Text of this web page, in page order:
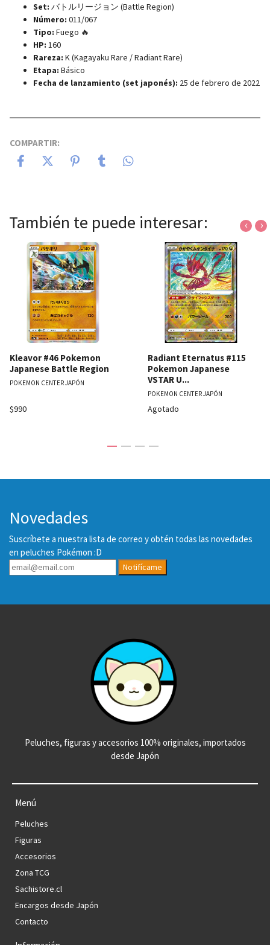
Set: バトルリージョン (Battle Region)
Número: 011/067
Tipo: Fuego 🔥
HP: 160
Rareza: K (Kagayaku Rare / Radiant Rare)
Etapa: Básico
Fecha de lanzamiento (set japonés): 25 de febrero de 2022
COMPARTIR:
También te puede interesar:
Kleavor #46 Pokemon
Japanese Battle Region
POKEMON CENTER JAPÓN
$990
Radiant Eternatus #115
Pokemon Japanese
VSTAR U...
POKEMON CENTER JAPÓN
Agotado
‹ ›
Novedades
Suscríbete a nuestra lista de correo y obtén todas las novedades
en peluches Pokémon :D
Notifícame
Peluches, figuras y accesorios 100% originales, importados
desde Japón
Menú
Peluches
Figuras
Accesorios
Zona TCG
Sachistore.cl
Encargos desde Japón
Contacto